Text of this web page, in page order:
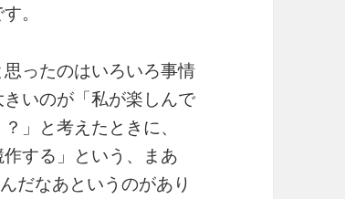
。
ったのはいろいろ事情
いのが「私が楽しんで
」と考えたときに、
する」という、まあ
だなあというのがあり